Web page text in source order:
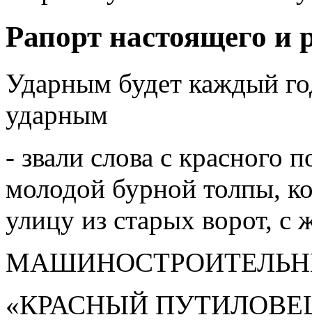
Рапорт настоящего и
Ударным будет каждый
ударным
- звали слова с красного
молодой бурной толпы,
улицу из старых ворот, с
«КРАСНЫЙ